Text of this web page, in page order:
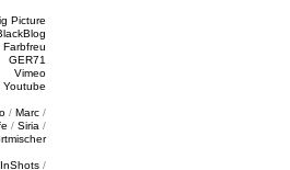
Picture
Farbfreu
GER71
Vimeo
Youtube
/ Marc /
/ Siria /
/